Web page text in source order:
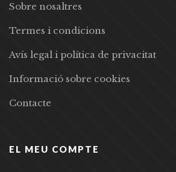
Sobre nosaltres
Termes i condicions
Avís legal i política de privacitat
Informació sobre cookies
Contacte
EL MEU COMPTE